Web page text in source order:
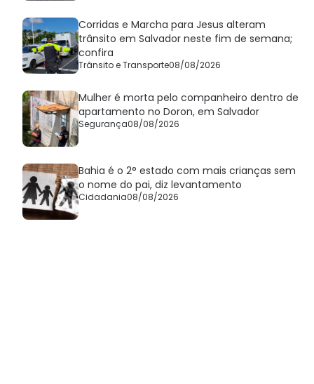
Corridas e Marcha para Jesus alteram
trânsito em Salvador neste fim de semana;
confira
Trânsito e Transporte08/08/2026
Mulher é morta pelo companheiro dentro de
apartamento no Doron, em Salvador
Segurança08/08/2026
Bahia é o 2° estado com mais crianças sem
o nome do pai, diz levantamento
Cidadania08/08/2026